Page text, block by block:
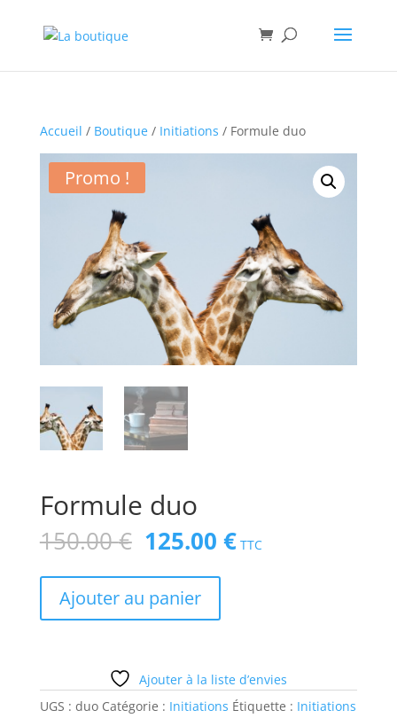
Accueil / Boutique/ Initiations / Formule duo
Promo !
Formule duo
150.00€ Le
prix
initial
était :
150.00 €.
125.00 €Le
prix
TTC
Formule
Ajouter au panier
A
e
r
Ajouter à la liste d’envies
UGS : duo Catégorie : Initiations Étiquette : Initiations